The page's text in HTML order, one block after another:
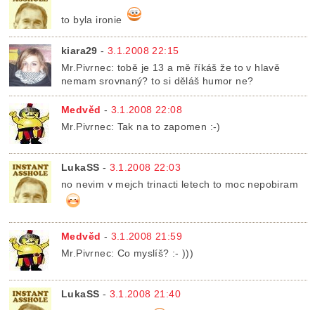
to byla ironie
kiara29 - 3.1.2008 22:15
Mr.Pivrnec: tobě je 13 a mě říkáš že to v hlavě
nemam srovnaný? to si děláš humor ne?
Medvěd - 3.1.2008 22:08
Mr.Pivrnec: Tak na to zapomen :-)
LukaSS - 3.1.2008 22:03
no nevim v mejch trinacti letech to moc nepobiram
Medvěd - 3.1.2008 21:59
Mr.Pivrnec: Co myslíš? :- )))
LukaSS - 3.1.2008 21:40